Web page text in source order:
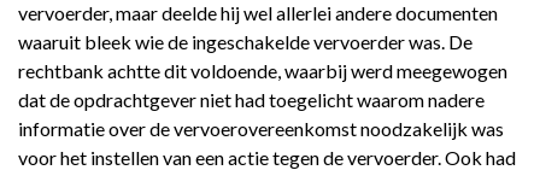
vervoerder, maar deelde hij wel allerlei andere documenten
waaruit bleek wie de ingeschakelde vervoerder was. De
rechtbank achtte dit voldoende, waarbij werd meegewogen
dat de opdrachtgever niet had toegelicht waarom nadere
informatie over de vervoerovereenkomst noodzakelijk was
voor het instellen van een actie tegen de vervoerder. Ook had